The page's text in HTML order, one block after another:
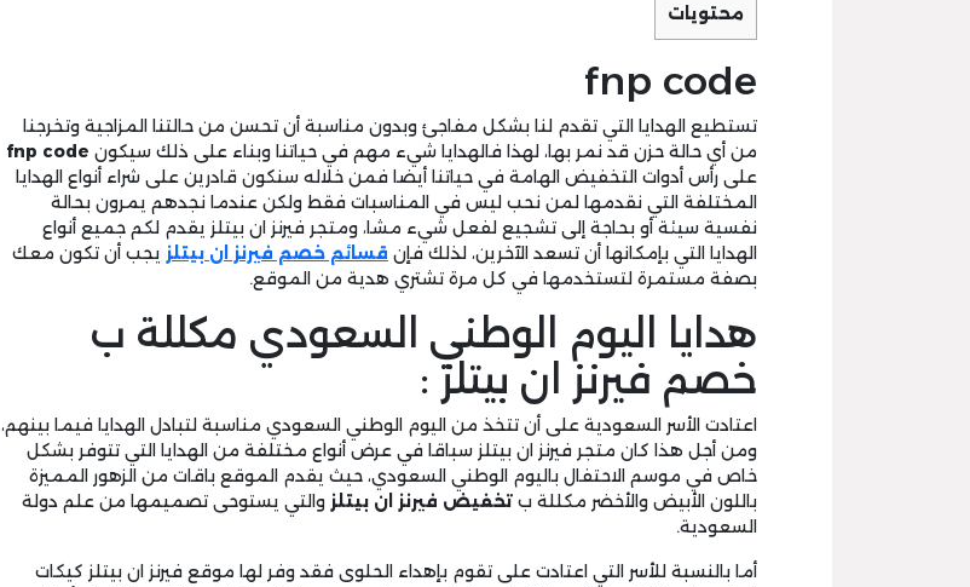
محتويات
fnp code
تستطيع الهدايا التي تقدم لنا بشكل مفاجئ وبدون مناسبة أن تحسن من حالتنا المزاجية وتخرجنا
من أي حالة حزن قد نمر بها، لهذا فالهدايا شيء مهم في حياتنا وبناء على ذلك سيكون fnp code
على رأس أدوات التخفيض الهامة في حياتنا أيضا فمن خلاله سنكون قادرين على شراء أنواع الهدايا
المختلفة التي نقدمها لمن نحب ليس في المناسبات فقط ولكن عندما نجدهم يمرون بحالة
نفسية سيئة أو بحاجة إلى تشجيع لفعل شيء مشا، ومتجر فيرنز ان بيتلز يقدم لكم جميع أنواع
الهدايا التي بإمكانها أن تسعد الآخرين، لذلك فإن قسائم خصم فيرنز ان بيتلز يجب أن تكون معك
بصفة مستمرة لتستخدمها في كل مرة تشتري هدية من الموقع.
هدايا اليوم الوطني السعودي مكللة ب
خصم فيرنز ان بيتلز :
اعتادت الأسر السعودية على أن تتخذ من اليوم الوطني السعودي مناسبة لتبادل الهدايا فيما بينهم،
ومن أجل هذا كان متجر فيرنز ان بيتلز سباقا في عرض أنواع مختلفة من الهدايا التي تتوفر بشكل
خاص في موسم الاحتفال باليوم الوطني السعودي، حيث يقدم الموقع باقات من الزهور المميزة
باللون الأبيض والأخضر مكللة ب تخفيض فيرنز ان بيتلز والتي يستوحى تصميمها من علم دولة
السعودية.
أما بالنسبة للأسر التي اعتادت على تقوم بإهداء الحلوى فقد وفر لها موقع فيرنز ان بيتلز كيكات